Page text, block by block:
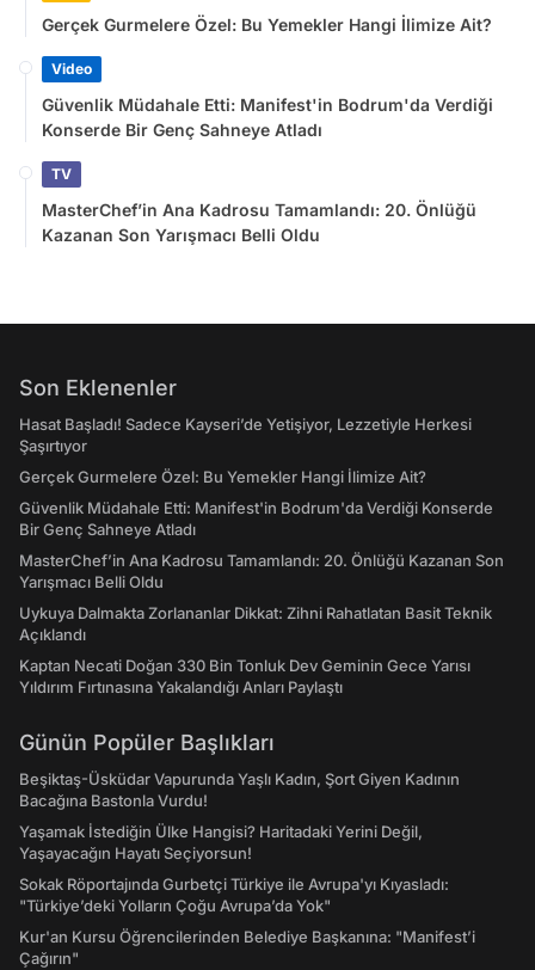
Gerçek Gurmelere Özel: Bu Yemekler Hangi İlimize Ait?
Video
Güvenlik Müdahale Etti: Manifest'in Bodrum'da Verdiği
Konserde Bir Genç Sahneye Atladı
TV
MasterChef’in Ana Kadrosu Tamamlandı: 20. Önlüğü
Kazanan Son Yarışmacı Belli Oldu
Son Eklenenler
Hasat Başladı! Sadece Kayseri’de Yetişiyor, Lezzetiyle Herkesi
Şaşırtıyor
Gerçek Gurmelere Özel: Bu Yemekler Hangi İlimize Ait?
Güvenlik Müdahale Etti: Manifest'in Bodrum'da Verdiği Konserde
Bir Genç Sahneye Atladı
MasterChef’in Ana Kadrosu Tamamlandı: 20. Önlüğü Kazanan Son
Yarışmacı Belli Oldu
Uykuya Dalmakta Zorlananlar Dikkat: Zihni Rahatlatan Basit Teknik
Açıklandı
Kaptan Necati Doğan 330 Bin Tonluk Dev Geminin Gece Yarısı
Yıldırım Fırtınasına Yakalandığı Anları Paylaştı
Günün Popüler Başlıkları
Beşiktaş-Üsküdar Vapurunda Yaşlı Kadın, Şort Giyen Kadının
Bacağına Bastonla Vurdu!
Yaşamak İstediğin Ülke Hangisi? Haritadaki Yerini Değil,
Yaşayacağın Hayatı Seçiyorsun!
Sokak Röportajında Gurbetçi Türkiye ile Avrupa'yı Kıyasladı:
"Türkiye’deki Yolların Çoğu Avrupa’da Yok"
Kur'an Kursu Öğrencilerinden Belediye Başkanına: "Manifest’i
Çağırın"